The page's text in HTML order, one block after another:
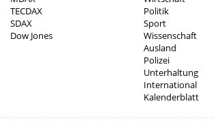
TECDAX
SDAX
Dow Jones
Politik
Sport
Wissenschaft
Ausland
Polizei
Unterhaltung
International
Kalenderblatt